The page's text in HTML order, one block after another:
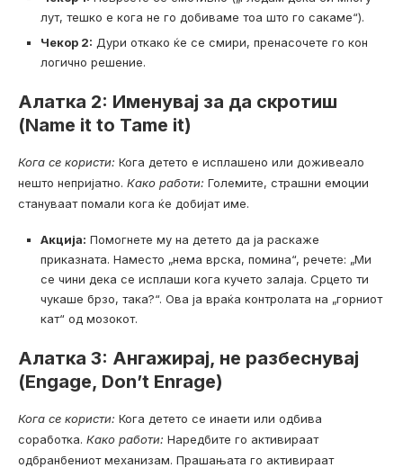
лут, тешко е кога не го добиваме тоа што го сакаме“).
Чекор 2: Дури откако ќе се смири, пренасочете го кон
логично решение.
Алатка 2: Именувај за да скротиш
(Name it to Tame it)
Кога се користи: Кога детето е исплашено или доживеало
нешто непријатно. Како работи: Големите, страшни емоции
стануваат помали кога ќе добијат име.
Акција: Помогнете му на детето да ја раскаже
приказната. Наместо „нема врска, помина“, речете: „Ми
се чини дека се исплаши кога кучето залаја. Срцето ти
чукаше брзо, така?“. Ова ја враќа контролата на „горниот
кат“ од мозокот.
Алатка 3: Ангажирај, не разбеснувај
(Engage, Don’t Enrage)
Кога се користи: Кога детето се инаети или одбива
соработка. Како работи: Наредбите го активираат
одбранбениот механизам. Прашањата го активираат